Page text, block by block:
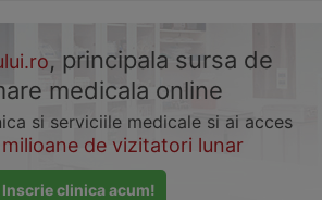
, principala sursa de
medicala online
si serviciile medicale si ai acces
de vizitatori lunar
Inscrie clinica acum!